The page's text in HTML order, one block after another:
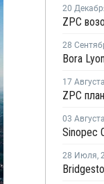
20
28
17 Августа
03 Августа
28 Июля,